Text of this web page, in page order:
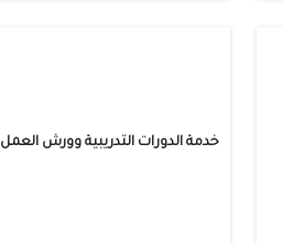
خدمة الدورات التدريبية وورش العمل